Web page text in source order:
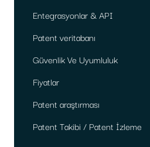
Entegrasyonlar & API
Patent veritabanı
Güvenlik Ve Uyumluluk
Fiyatlar
Patent araştırması
Patent Takibi / Patent İzleme